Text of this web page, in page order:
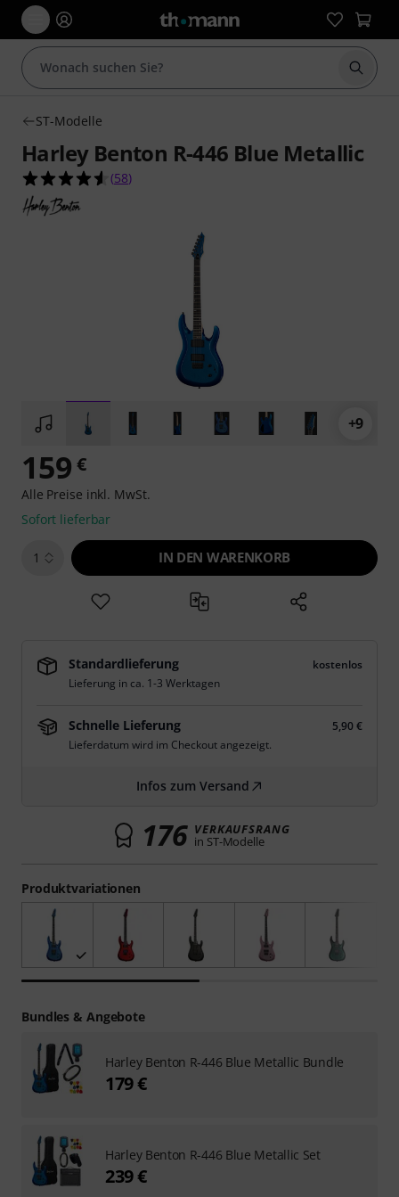
Suche
ST-Modelle
Harley Benton R-446 Blue Metallic
4.5 von 5 Sternen aus 58 Kundenbewertungen
(58)
+9
Produktvariationen
159 €
Alle Preise inkl. MwSt.
Sofort lieferbar
1 IN DEN WARENKORB
Standardlieferung
kostenlos
Lieferung in ca. 1-3 Werktagen
Schnelle Lieferung
5,90 €
Lieferdatum wird im Checkout angezeigt.
Infos zum Versand
176 VERKAUFSRANG
in ST-Modelle
Bundles & Angebote
Harley Benton R-446 Blue Metallic Bundle
179 €
Harley Benton R-446 Blue Metallic Set
239 €